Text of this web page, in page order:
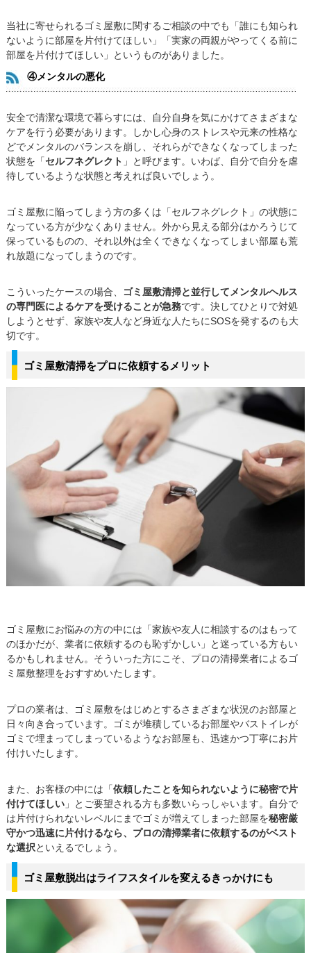
当社に寄せられるゴミ屋敷に関するご相談の中でも「誰にも知られ
ないように部屋を片付けてほしい」「実家の両親がやってくる前に
部屋を片付けてほしい」というものがありました。
④メンタルの悪化
安全で清潔な環境で暮らすには、自分自身を気にかけてさまざまな
ケアを行う必要があります。しかし心身のストレスや元来の性格な
どでメンタルのバランスを崩し、それらができなくなってしまった
状態を「セルフネグレクト 」と呼びます。いわば、自分で自分を虐
待しているような状態と考えれば良いでしょう。
ゴミ屋敷に陥ってしまう方の多くは「セルフネグレクト」の状態に
なっている方が少なくありません。外から見える部分はかろうじて
保っているものの、それ以外は全くできなくなってしまい部屋も荒
れ放題になってしまうのです。
こういったケースの場合、
ゴミ屋敷清掃と並行してメンタルヘルス
の専門医によるケアを受けることが急務です。決してひとりで対処
しようとせず、家族や友人など身近な人たちにSOSを発するのも大
切です。
ゴミ屋敷清掃をプロに依頼するメリット
ゴミ屋敷にお悩みの方の中には「家族や友人に相談するのはもって
のほかだが、業者に依頼するのも恥ずかしい」と迷っている方もい
るかもしれません。そういった方にこそ、プロの清掃業者によるゴ
ミ屋敷整理をおすすめいたします。
プロの業者は、ゴミ屋敷をはじめとするさまざまな状況のお部屋と
日々向き合っています。ゴミが堆積しているお部屋やバストイレが
ゴミで埋まってしまっているようなお部屋も、迅速かつ丁寧にお片
付けいたします。
また、お客様の中には「依頼したことを知られないように秘密で片
付けてほしい」とご要望される方も多数いらっしゃいます。自分で
は片付けられないレベルにまでゴミが増えてしまった部屋を秘密厳
守かつ迅速に片付けるなら、プロの清掃業者に依頼するのがベスト
な選択といえるでしょう。
ゴミ屋敷脱出はライフスタイルを変えるきっかけにも